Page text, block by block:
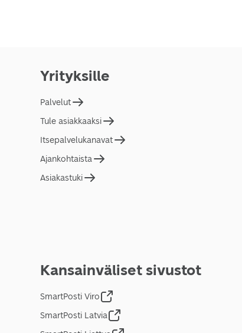
Yrityksille
Palvelut
Tule asiakkaaksi
Itsepalvelukanavat
Ajankohtaista
Asiakastuki
Kansainväliset sivustot
SmartPosti Viro
SmartPosti Latvia